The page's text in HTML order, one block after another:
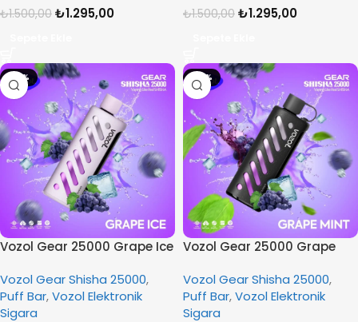
₺1.500,00 ₺1.295,00 ₺1.500,00 ₺1.295,00
-14%
Vozol Gear 25000 Grape Ice
Vozol Gear Shisha 25000,
Puff Bar,Vozol Elektronik
Sigara
-14%
Vozol Gear 25000 Grape
Vozol Gear Shisha 25000,
Puff Bar,Vozol Elektronik
Sigara